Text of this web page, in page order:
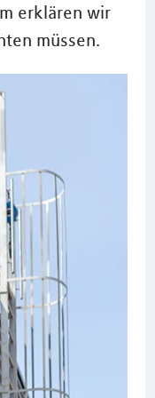
erklären wir
müssen.